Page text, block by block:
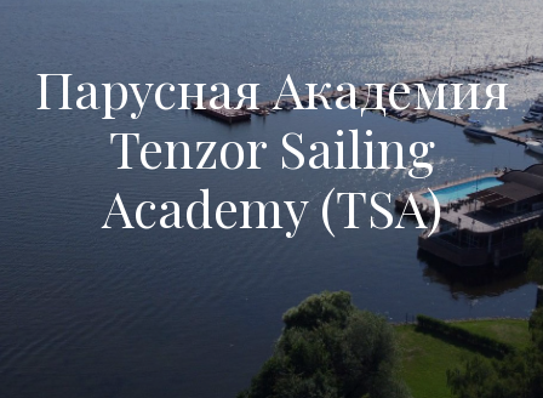
Парусная Академия
Tenzor Sailing
Academy (TSA)